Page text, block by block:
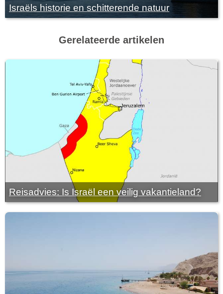
Israëls historie en schitterende natuur
Gerelateerde artikelen
Reisadvies: Is Israël een veilig vakantieland?